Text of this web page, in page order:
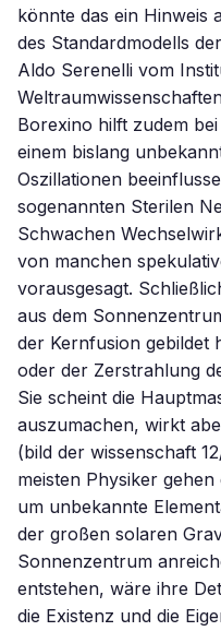
könnte das ein Hinweis
des Standardmodells
Aldo Serenelli vom
Borexino hilft zudem
einem bislang
Oszillationen
sogenannten Sterilen
Schwachen
von manchen
vorausgesagt.
aus dem
der Kernfusion gebildet
oder der Zerstrahlung
Sie scheint die
auszumachen, wirkt
(bild der wissenschaft
meisten Physiker
um unbekannte
der großen solaren
Sonnenzentrum
entstehen, wäre ihre
die Existenz und die